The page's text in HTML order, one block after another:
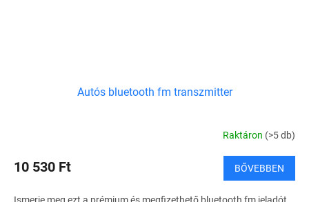
Autós bluetooth fm transzmitter
Raktáron (>5 db)
10 530 Ft BŐVEBBEN
Ismerje meg ezt a prémium és megfizethető bluetooth fm jeladót